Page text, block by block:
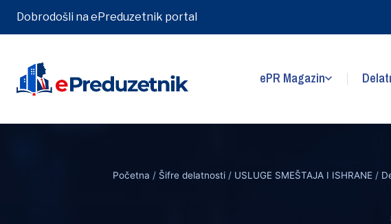
Dobrodošli na ePreduzetnik portal
ePR Magazin
Početna / Šifre delatnosti/ USLUGE SMEŠTAJA I ISHRANE/